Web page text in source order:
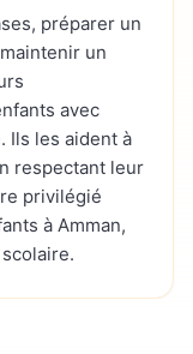
préparer un
un
avec
Ils les aident à
respectant leur
privilégié
à Amman,